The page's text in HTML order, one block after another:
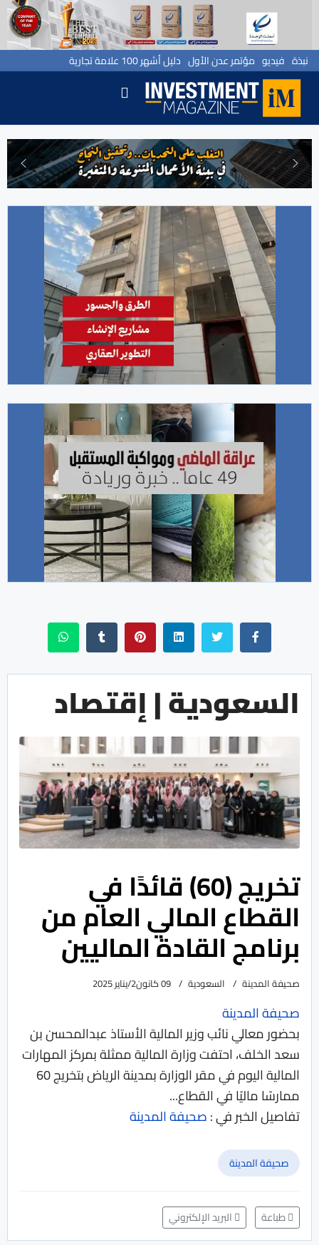
نبذة فيديو مؤتمر عدن الأول دليل أشهر 100 علامة تجارية
السعودية | إقتصاد
تخريج (60) قائدًا في
القطاع المالي العام من
برنامج القادة الماليين
صحيفة المدينة السعودية 09 كانون2/يناير 2025
صحيفة المدينة
بحضور معالي نائب وزير المالية الأستاذ عبدالمحسن بن
سعد الخلف، احتفت وزارة المالية ممثلة بمركز المهارات
المالية اليوم في مقر الوزارة بمدينة الرياض بتخريج 60
ممارسًا ماليًا في القطاع...
تفاصيل الخبر في :صحيفة المدينة
صحيفة المدينة
طباعة البريد الإلكتروني